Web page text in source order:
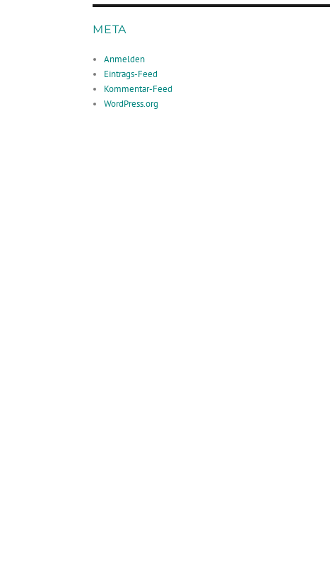
META
Anmelden
Eintrags-Feed
Kommentar-Feed
WordPress.org